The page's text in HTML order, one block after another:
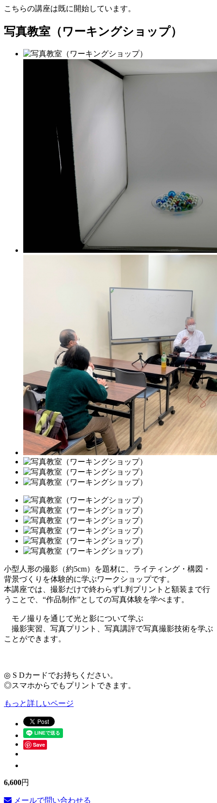
こちらの講座は既に開始しています。
写真教室（ワーキングショップ）
小型人形の撮影（約5cm）を題材に、ライティング・構図・
背景づくりを体験的に学ぶワークショップです。
本講座では、撮影だけで終わらずL判プリントと額装まで行
うことで、“作品制作”としての写真体験を学べます。
モノ撮りを通じて光と影について学ぶ
撮影実習、写真プリント、写真講評で写真撮影技術を学ぶ
ことができます。
◎ S Dカードでお持ちください。
◎スマホからでもプリントできます。
もっと詳しいページ
Save
6,600円
メールで問い合わせる